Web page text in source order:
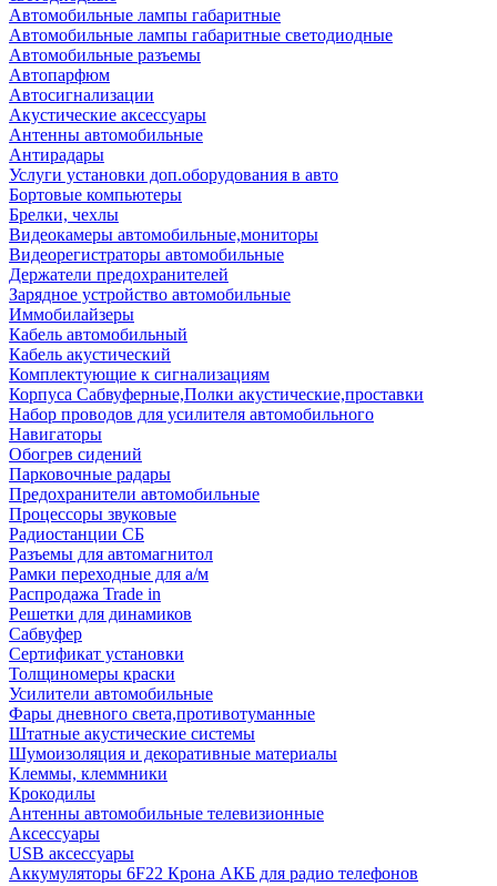
Автомобильные лампы габаритные
Автомобильные лампы габаритные светодиодные
Автомобильные разъемы
Автопарфюм
Автосигнализации
Акустические аксессуары
Антенны автомобильные
Антирадары
Услуги установки доп.оборудования в авто
Бортовые компьютеры
Брелки, чехлы
Видеокамеры автомобильные,мониторы
Видеорегистраторы автомобильные
Держатели предохранителей
Зарядное устройство автомобильные
Иммобилайзеры
Кабель автомобильный
Кабель акустический
Комплектующие к сигнализациям
Корпуса Сабвуферные,Полки акустические,проставки
Набор проводов для усилителя автомобильного
Навигаторы
Обогрев сидений
Парковочные радары
Предохранители автомобильные
Процессоры звуковые
Радиостанции СБ
Разъемы для автомагнитол
Рамки переходные для а/м
Распродажа Trade in
Решетки для динамиков
Сабвуфер
Сертификат установки
Толщиномеры краски
Усилители автомобильные
Фары дневного света,противотуманные
Штатные акустические системы
Шумоизоляция и декоративные материалы
Клеммы, клеммники
Крокодилы
Антенны автомобильные телевизионные
Аксессуары
USB аксессуары
Аккумуляторы 6F22 Крона АКБ для радио телефонов